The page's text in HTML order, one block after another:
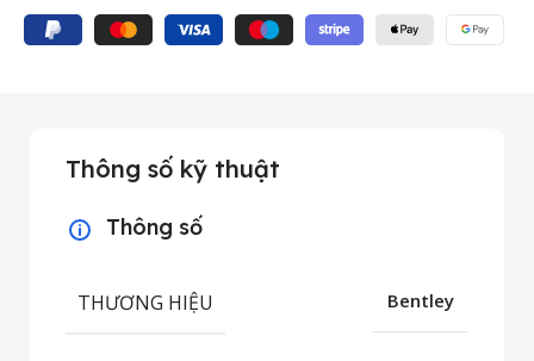
Thông số kỹ thuật
Thông số
THƯƠNG HIỆU Bentley